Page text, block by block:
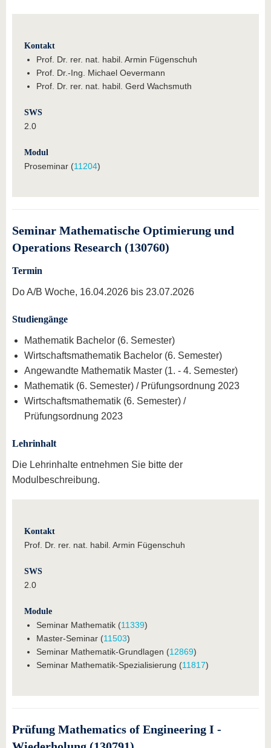
Kontakt
Prof. Dr. rer. nat. habil. Armin Fügenschuh
Prof. Dr.-Ing. Michael Oevermann
Prof. Dr. rer. nat. habil. Gerd Wachsmuth
SWS
2.0
Modul
Proseminar (11204)
Seminar Mathematische Optimierung und
Operations Research (130760)
Termin
Do A/B Woche, 16.04.2026 bis 23.07.2026
Studiengänge
Mathematik Bachelor (6. Semester)
Wirtschaftsmathematik Bachelor (6. Semester)
Angewandte Mathematik Master (1. - 4. Semester)
Mathematik (6. Semester) / Prüfungsordnung 2023
Wirtschaftsmathematik (6. Semester) /
Prüfungsordnung 2023
Lehrinhalt
Die Lehrinhalte entnehmen Sie bitte der
Modulbeschreibung.
Kontakt
Prof. Dr. rer. nat. habil. Armin Fügenschuh
SWS
2.0
Module
Seminar Mathematik (11339)
Master-Seminar (11503)
Seminar Mathematik-Grundlagen (12869)
Seminar Mathematik-Spezialisierung (11817)
Prüfung Mathematics of Engineering I -